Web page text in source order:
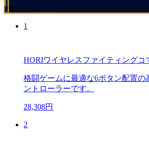
PR
1
HORIワイヤレスファイティングコ
格闘ゲームに最適な6ボタン配置の
ントローラーです。
28,308円
2